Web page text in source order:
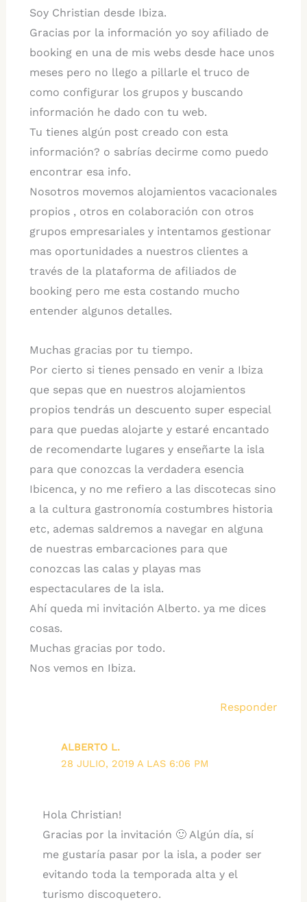
Soy Christian desde Ibiza.
Gracias por la información yo soy afiliado de
booking en una de mis webs desde hace unos
meses pero no llego a pillarle el truco de
como configurar los grupos y buscando
información he dado con tu web.
Tu tienes algún post creado con esta
información? o sabrías decirme como puedo
encontrar esa info.
Nosotros movemos alojamientos vacacionales
propios , otros en colaboración con otros
grupos empresariales y intentamos gestionar
mas oportunidades a nuestros clientes a
través de la plataforma de afiliados de
booking pero me esta costando mucho
entender algunos detalles.
Muchas gracias por tu tiempo.
Por cierto si tienes pensado en venir a Ibiza
que sepas que en nuestros alojamientos
propios tendrás un descuento super especial
para que puedas alojarte y estaré encantado
de recomendarte lugares y enseñarte la isla
para que conozcas la verdadera esencia
Ibicenca, y no me refiero a las discotecas sino
a la cultura gastronomía costumbres historia
etc, ademas saldremos a navegar en alguna
de nuestras embarcaciones para que
conozcas las calas y playas mas
espectaculares de la isla.
Ahí queda mi invitación Alberto. ya me dices
cosas.
Muchas gracias por todo.
Nos vemos en Ibiza.
Responder
ALBERTO L.
28 JULIO, 2019 A LAS 6:06 PM
Hola Christian!
Gracias por la invitación 🙂 Algún día, sí
me gustaría pasar por la isla, a poder ser
evitando toda la temporada alta y el
turismo discoquetero.